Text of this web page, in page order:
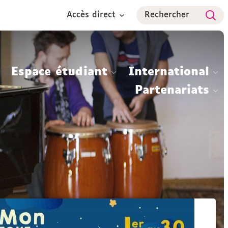
Accès direct Rechercher
Espace étudiant
International
Partenariats